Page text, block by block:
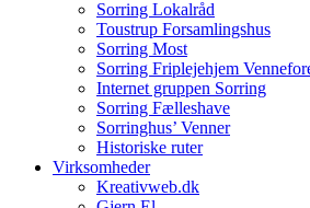
Sorring Lokalråd
Toustrup Forsamlingshus
Sorring Most
Sorring Friplejehjem
Internet gruppen Sorring
Sorring Fælleshave
Sorringhus’ Venner
Historiske ruter
Virksomheder
Kreativweb.dk